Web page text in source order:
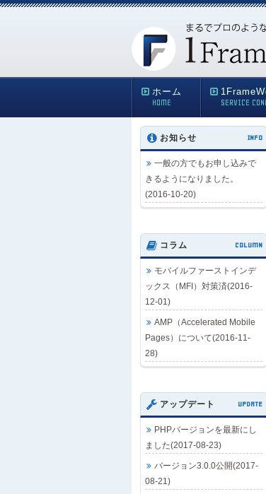
ホーム
HOME SERVICE
お知らせ INFO
一般の方でもお申し込みで
きるようになりました。
(2016-10-20)
コラム COLUMN
モバイルファーストインデ
ックス（MFI）対策済(2016-
12-01)
AMP（Accelerated Mobile
Pages）について(2016-11-
28)
アップデート UPDATE
PHPバージョンを最新にし
ました(2017-08-23)
バージョン3.0.0公開(2017-
08-21)